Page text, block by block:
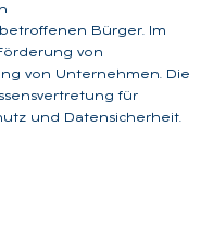
Bürger. Im
von
von Unternehmen. Die
für
und Datensicherheit.